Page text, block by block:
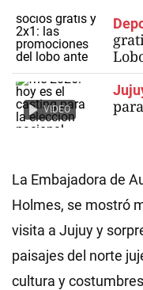
VIDEO
La Embajadora de
Holmes, se mostró
visita a Jujuy y
paisajes del norte
cultura y